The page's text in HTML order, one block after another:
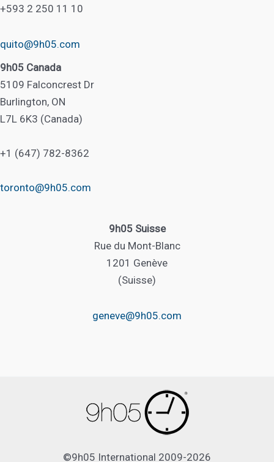
+593 2 250 11 10
quito@9h05.com
9h05 Canada
5109 Falconcrest Dr
Burlington, ON
L7L 6K3 (Canada)
+1 (647) 782-8362
toronto@9h05.com
9h05 Suisse
Rue du Mont-Blanc
1201 Genève
(Suisse)
geneve@9h05.com
©9h05 International 2009-2026